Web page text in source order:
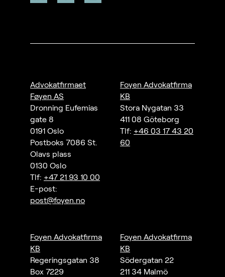
Advokatfirmaet
Føyen AS
Dronning Eufemias
gate 8
0191 Oslo
Postboks 7086 St.
Olavs plass
0130 Oslo
Tlf: +47 21 93 10 00
E-post:
post@foyen.no
Foyen Advokatfirma
KB
Stora Nygatan 33
411 08 Göteborg
Tlf: +46 03 17 43 20
60
Foyen Advokatfirma
KB
Regeringsgatan 38
Box 7229
Foyen Advokatfirma
KB
Södergatan 22
211 34 Malmö